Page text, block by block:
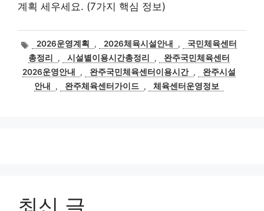
계획 세우세요. (7가지 핵심 정보)
태
그
2026운영계획 , 2026체육시설안내 ,
국민체육센터
총정리
, 시설별이용시간총정리 ,
완주국민체육센터
2026운영안내
, 완주국민체육센터이용시간 ,
완주시설
안내
, 완주체육센터가이드 , 체육센터운영정보
최신 글